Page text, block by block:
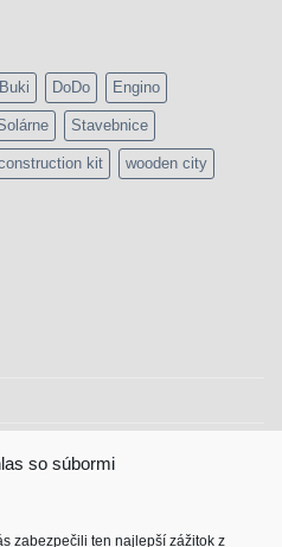
so súbormi
zabezpečili ten najlepší zážitok z
Buki DoDo Engino
Stavebnice
kit wooden city